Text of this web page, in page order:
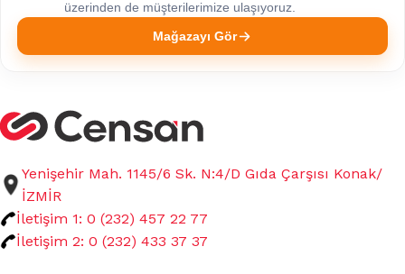
üzerinden de müşterilerimize ulaşıyoruz.
Mağazayı Gör
Yenişehir Mah. 1145/6 Sk. N:4/D Gıda Çarşısı Konak/
İZMİR
İletişim 1: 0 (232) 457 22 77
İletişim 2: 0 (232) 433 37 37